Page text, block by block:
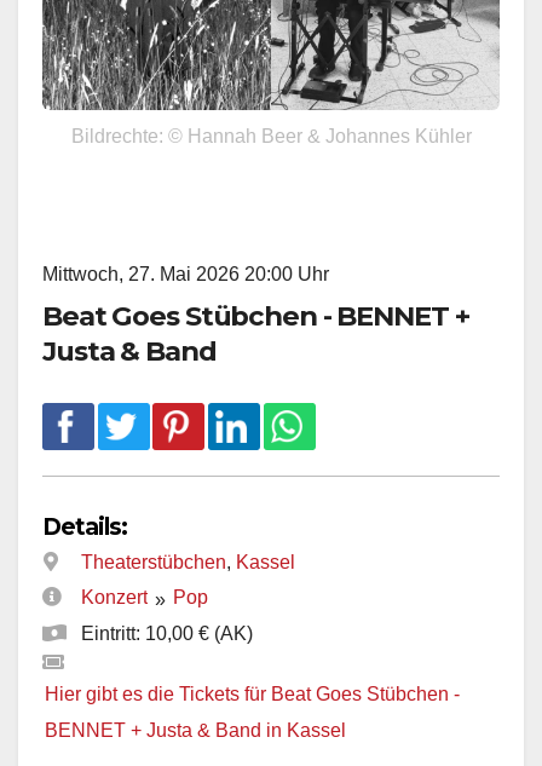
Bildrechte: © Hannah Beer & Johannes Kühler
Mittwoch, 27. Mai 2026 20:00 Uhr
Beat Goes Stübchen - BENNET +
Justa & Band
Details:
Theaterstübchen, Kassel
Konzert » Pop
Eintritt: 10,00 € (AK)
Hier gibt es die Tickets für Beat Goes Stübchen -
BENNET + Justa & Band in Kassel